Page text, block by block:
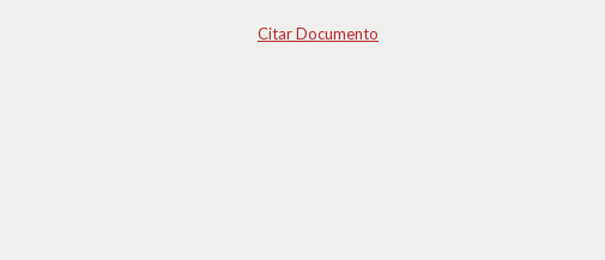
Citar Documento